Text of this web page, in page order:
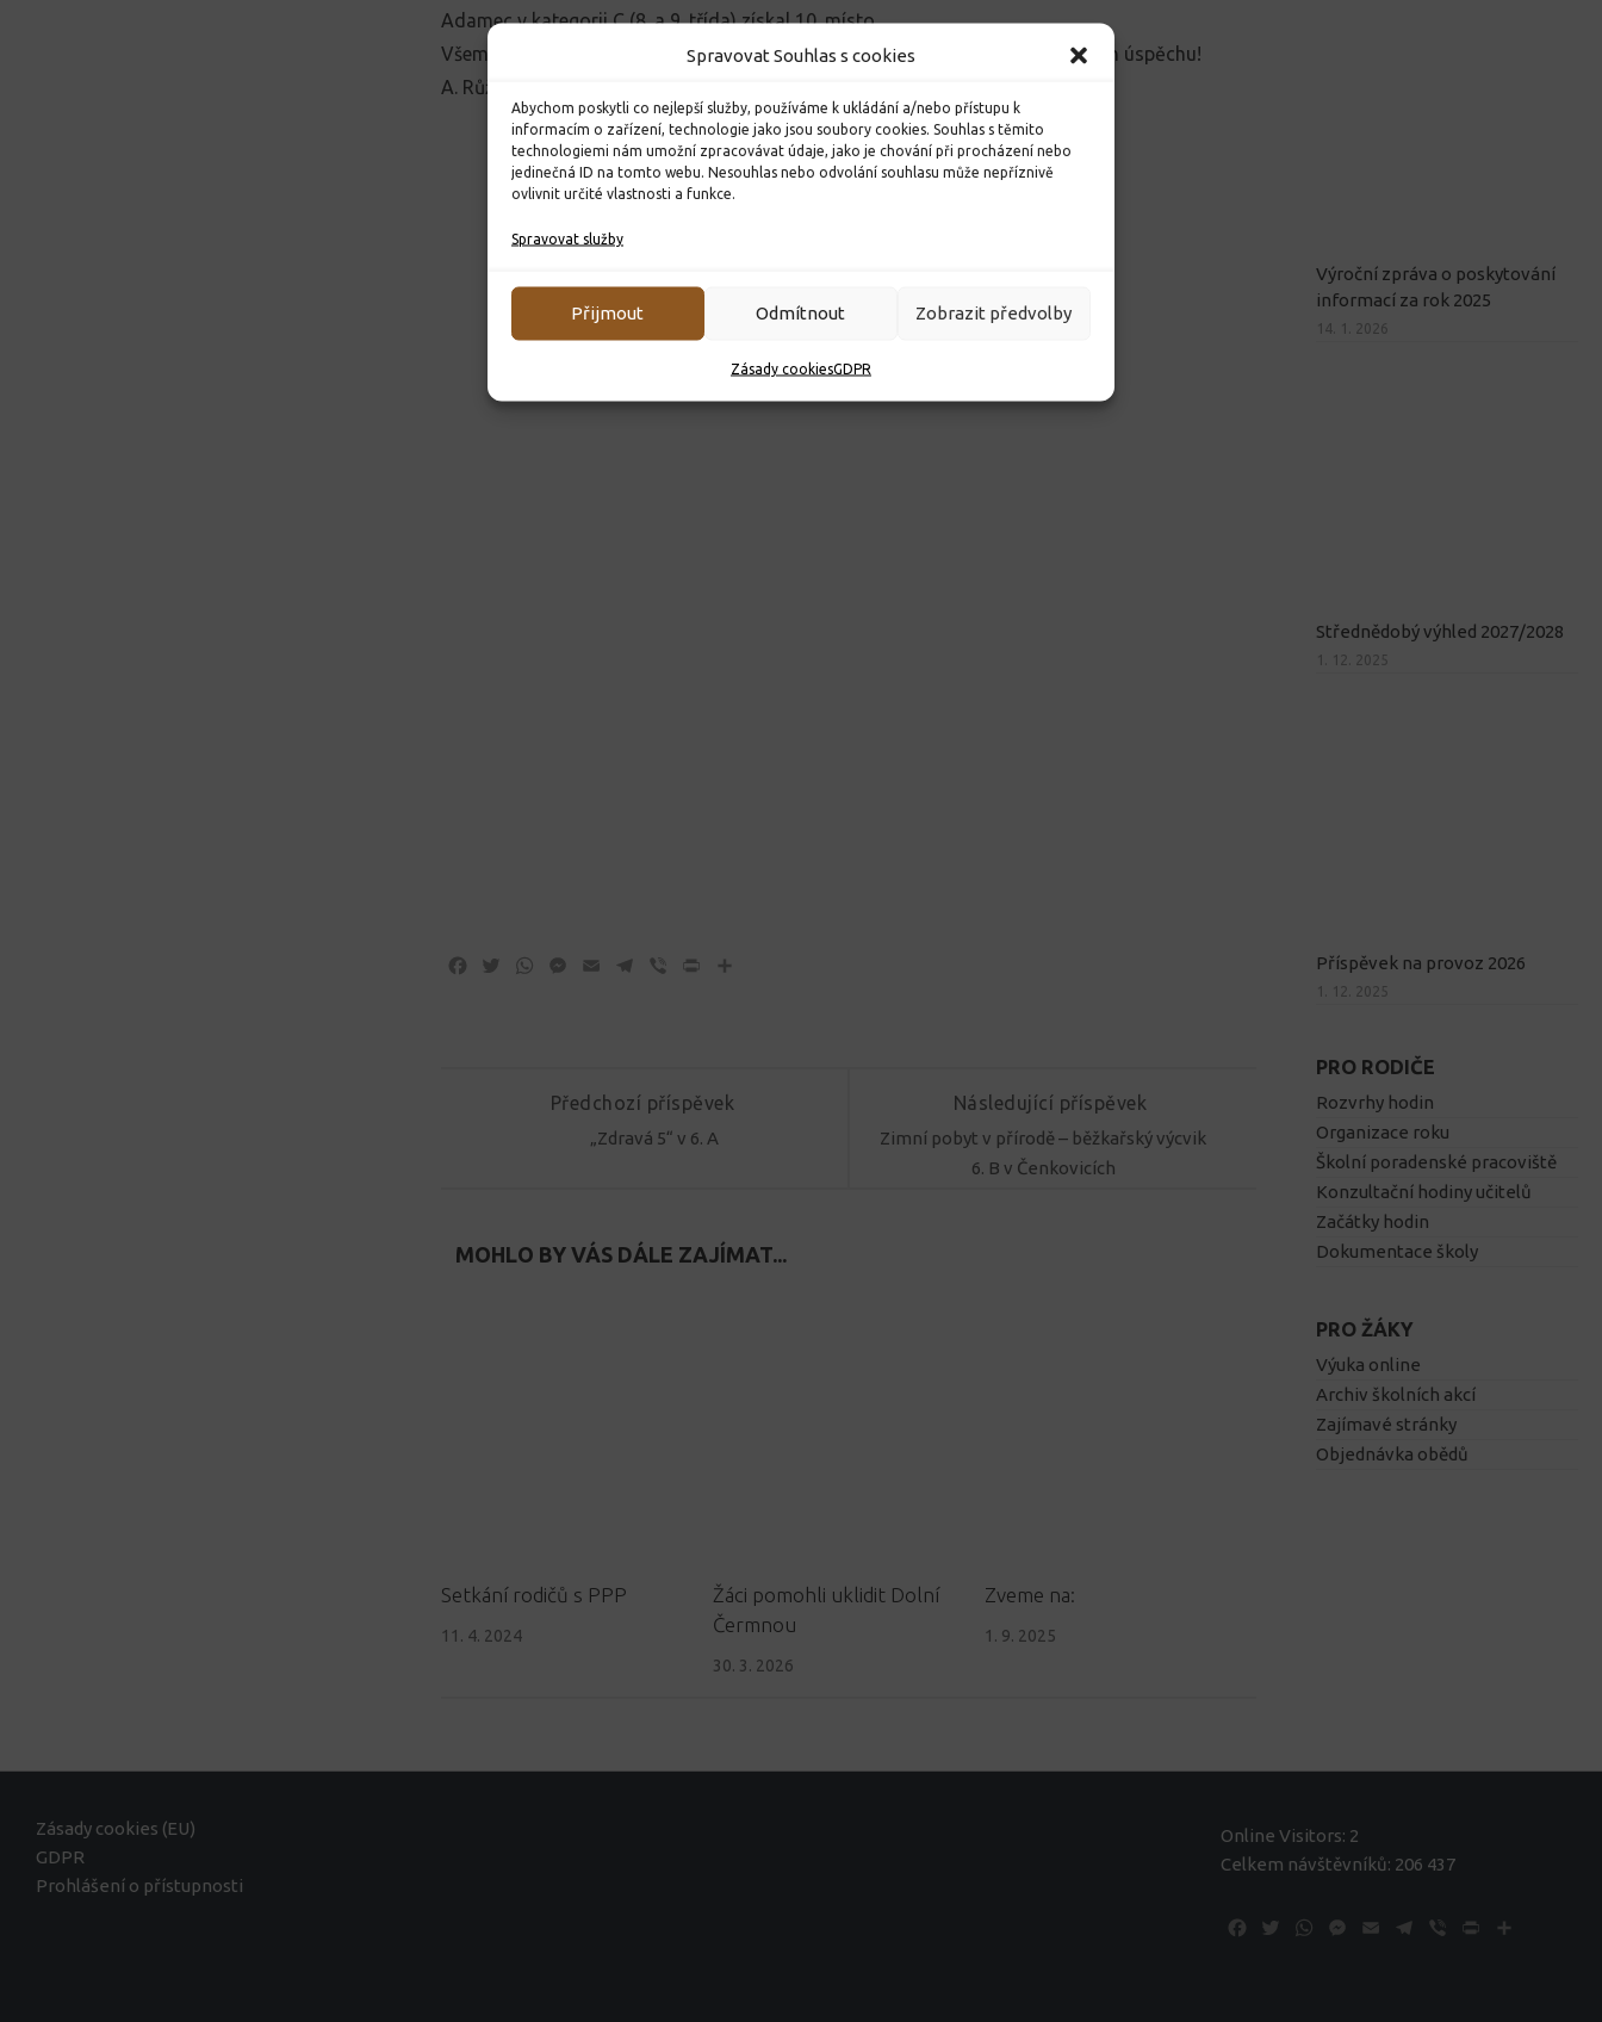
Spravovat Souhlas s cookies
Abychom poskytli co nejlepší služby, používáme k ukládání a/nebo přístupu k
informacím o zařízení, technologie jako jsou soubory cookies. Souhlas s těmito
technologiemi nám umožní zpracovávat údaje, jako je chování při procházení nebo
jedinečná ID na tomto webu. Nesouhlas nebo odvolání souhlasu může nepříznivě
ovlivnit určité vlastnosti a funkce.
Spravovat služby
Přijmout Odmítnout Zobrazit předvolby
Zásady cookiesGDPR
Adamec v kategorii C (8. a 9. třída) získal 10. místo.
Všem soutěžícím děkujeme za skvělou reprezentaci školy a gratulujeme k jejich úspěchu!
A. Růžičková
Facebook
TwitterWhatsApp
Messenger
Email Telegram
Viber Print
Následující příspěvek
Zimní pobyt v přírodě – běžkařský výcvik
6. B v Čenkovicích
Předchozí příspěvek
„Zdravá 5“ v 6. A
MOHLO BY VÁS DÁLE ZAJÍMAT...
Setkání rodičů s PPP
11. 4. 2024
Žáci pomohli uklidit Dolní
Čermnou
30. 3. 2026
Zveme na:
1. 9. 2025
Výroční zpráva o poskytování
informací za rok 2025
14. 1. 2026
Střednědobý výhled 2027/2028
1. 12. 2025
Příspěvek na provoz 2026
1. 12. 2025
PRO RODIČE
Rozvrhy hodin
Organizace roku
Školní poradenské pracoviště
Konzultační hodiny učitelů
Začátky hodin
Dokumentace školy
PRO ŽÁKY
Výuka online
Archiv školních akcí
Zajímavé stránky
Objednávka obědů
Zásady cookies (EU)
GDPR
Prohlášení o přístupnosti
Online Visitors: 2
Celkem návštěvníků: 206 437
Facebook
TwitterWhatsApp
Messenger
Email Telegram
Viber Print